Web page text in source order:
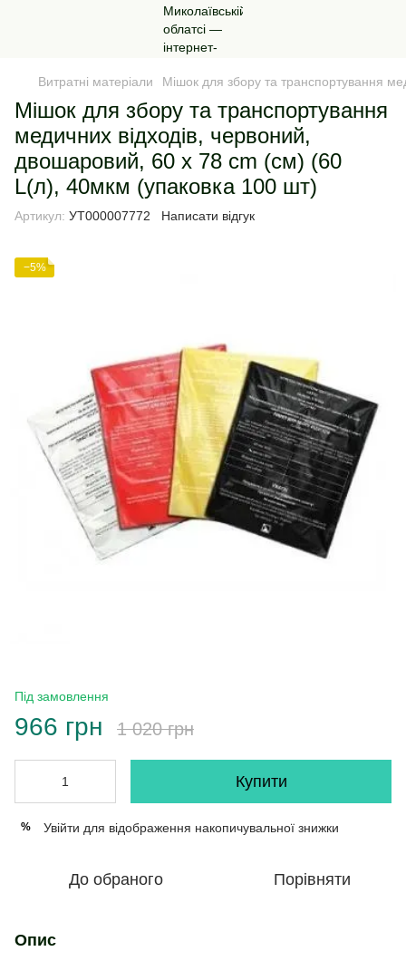
Витратні матеріали Мішок для збору та транспортування
Мішок для збору та транспортування
медичних відходів, червоний,
двошаровий, 60 х 78 сm (см) (60
L(л), 40мкм (упаковка 100 шт)
Артикул: УТ000007772 Написати відгук
−5%
Під замовлення
966 грн 1 020 грн
Купити
% Увійти для відображення накопичувальної знижки
До обраного Порівняти
Опис